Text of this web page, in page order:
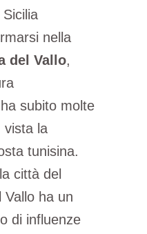
nella
del Vallo,
subito molte
vista la
tunisina.
città del
Vallo ha un
di influenze